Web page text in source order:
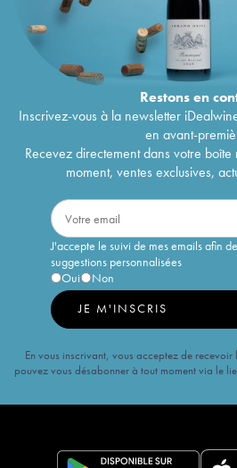
Restons en
Inscrivez-vous à la newsletter
en avant-
Recevez directement dans votre
moment, ventes exclusives,
J'accepte le suivi de mes emails afin
suggestions personnalisées
Oui
Non
JE M'INSCRIS
En vous inscrivant, vous acceptez de
pouvez vous désabonner à tout moment via le